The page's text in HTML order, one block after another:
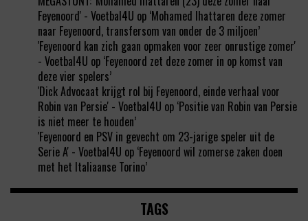
Feyenoord' - Voetbal4U op ‘Mohamed Ihattaren deze zomer
naar Feyenoord, transfersom van onder de 3 miljoen’
'Feyenoord kan zich gaan opmaken voor zeer onrustige zomer'
- Voetbal4U op ‘Feyenoord zet deze zomer in op komst van
deze vier spelers’
'Dick Advocaat krijgt rol bij Feyenoord, einde verhaal voor
Robin van Persie' - Voetbal4U op ‘Positie van Robin van Persie
is niet meer te houden’
'Feyenoord en PSV in gevecht om 23-jarige speler uit de
Serie A' - Voetbal4U op ‘Feyenoord wil zomerse zaken doen
met het Italiaanse Torino’
TAGS